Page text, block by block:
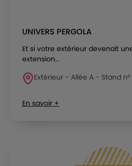
UNIVERS PERGOLA
Et si votre extérieur devenait
extension...
Extérieur - Allée A - Stand n°
En savoir +